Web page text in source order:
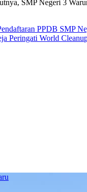
SMP Negeri 3
PPDB SMP
Peringati World